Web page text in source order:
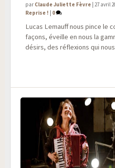
par Claude Juliette Fèvre |27 avril
Reprise ! | 0
Lucas Lemauff nous pince le
façons, éveille en nous la
dési­rs, des réflexions qui